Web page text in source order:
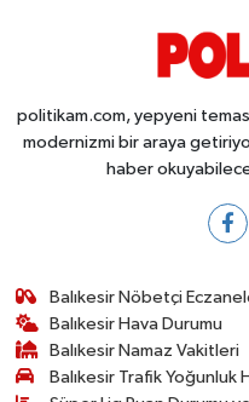
politikam.com, yepyeni
modernizmi bir araya
haber
Balıkesir Nöbetçi
Balıkesir Hava Durumu
Balıkesir Namaz Vakitleri
Balıkesir Trafik Yoğunluk